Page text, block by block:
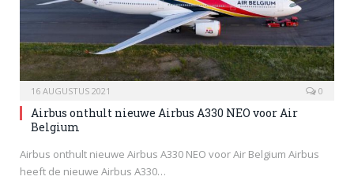
16 AUGUSTUS 2021 0
Airbus onthult nieuwe Airbus A330 NEO voor Air
Belgium
Airbus onthult nieuwe Airbus A330 NEO voor Air Belgium Airbus
heeft de nieuwe Airbus A330…